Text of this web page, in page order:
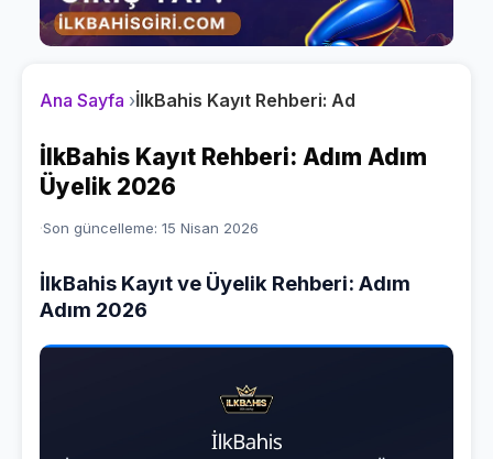
Ana Sayfa İlkBahis Kayıt Rehberi: Adım Adım Üyelik
İlkBahis Kayıt Rehberi: Adım Adım
Üyelik 2026
Son güncelleme: 15 Nisan 2026
İlkBahis Kayıt ve Üyelik Rehberi: Adım
Adım 2026